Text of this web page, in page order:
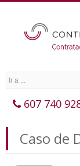
607 740
Caso de